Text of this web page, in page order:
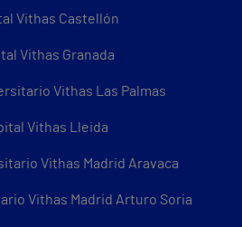
Vithas Castellón
Vithas Granada
Vithas Las Palmas
Vithas Lleida
Vithas Madrid Aravaca
Vithas Madrid Arturo Soria